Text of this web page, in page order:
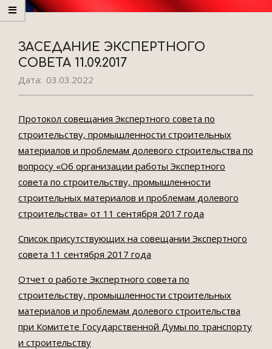
ЗАСЕДАНИЕ ЭКСПЕРТНОГО
СОВЕТА 11.09.2017
Дата: 03.03.2022
Протокол совещания Экспертного совета по
строительству, промышленности строительных
материалов и проблемам долевого строительства по
вопросу «Об организации работы Экспертного
совета по строительству, промышленности
строительных материалов и проблемам долевого
строительства» от 11 сентября 2017 года
Список присутствующих на совещании Экспертного
совета 11 сентября 2017 года
Отчет о работе Экспертного совета по
строительству, промышленности строительных
материалов и проблемам долевого строительства
при Комитете Государственной Думы по транспорту
и строительству